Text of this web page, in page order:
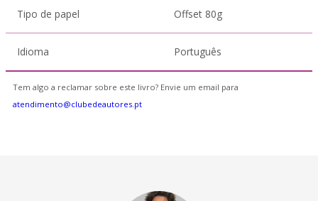
Tipo de papel Offset 80g
Idioma Português
Tem algo a reclamar sobre este livro? Envie um email para
atendimento@clubedeautores.pt